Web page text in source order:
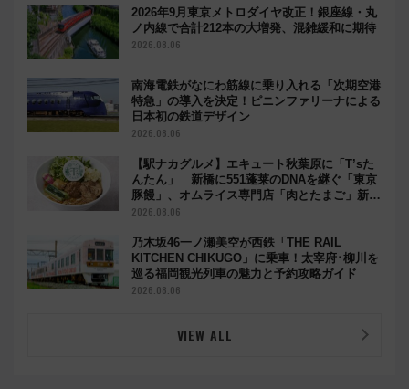
2026年9月東京メトロダイヤ改正！銀座線・丸
ノ内線で合計212本の大増発、混雑緩和に期待
2026.08.06
南海電鉄がなにわ筋線に乗り入れる「次期空港
特急」の導入を決定！ピニンファリーナによる
日本初の鉄道デザイン
2026.08.06
【駅ナカグルメ】エキュート秋葉原に「T’sた
んたん」 新橋に551蓬莱のDNAを継ぐ「東京
豚饅」、オムライス専門店「肉とたまご」新グ
ルメ続々登場！【2026年8月】
2026.08.06
乃木坂46一ノ瀬美空が西鉄「THE RAIL
KITCHEN CHIKUGO」に乗車！太宰府･柳川を
巡る福岡観光列車の魅力と予約攻略ガイド
2026.08.06
VIEW ALL